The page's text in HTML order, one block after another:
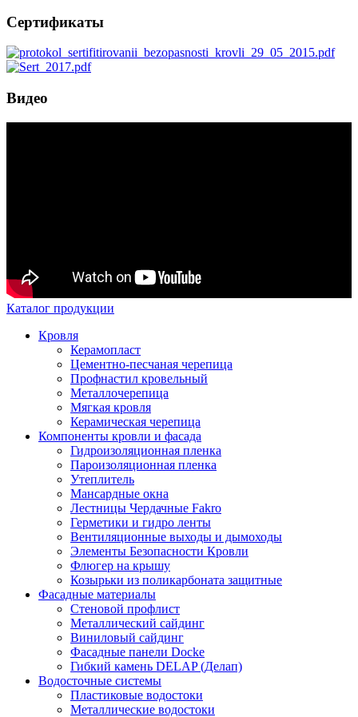
Сертификаты
Видео
Каталог продукции
Кровля
Керамопласт
Цементно-песчаная черепица
Профнастил кровельный
Металлочерепица
Мягкая кровля
Керамическая черепица
Компоненты кровли и фасада
Гидроизоляционная пленка
Пароизоляционная пленка
Утеплитель
Мансардные окна
Лестницы Чердачные Fakro
Герметики и гидро ленты
Вентиляционные выходы и дымоходы
Элементы Безопасности Кровли
Флюгер на крышу
Козырьки из поликарбоната защитные
Фасадные материалы
Стеновой профлист
Металлический сайдинг
Виниловый сайдинг
Фасадные панели Docke
Гибкий камень DELAP (Делап)
Водосточные системы
Пластиковые водостоки
Металлические водостоки